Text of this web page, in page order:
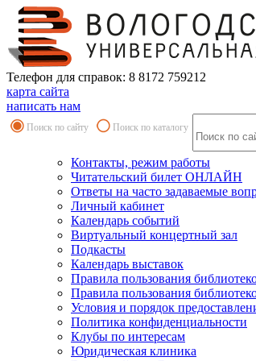
Телефон для справок: 8 8172 759212
карта сайта
написать нам
Поиск по сайту Поиск по каталогу
Контакты, режим работы
Читательский билет ОНЛАЙН
Ответы на часто задаваемые
Личный кабинет
Календарь событий
Виртуальный концертный зал
Подкасты
Календарь выставок
Правила пользования
Правила пользования
Условия и порядок
Политика конфиденциальности
Клубы по интересам
Юридическая клиника